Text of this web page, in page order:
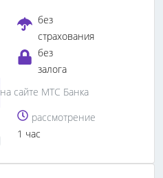
без
страхования
без
залога
на сайте МТС Банка
рассмотрение
1 час